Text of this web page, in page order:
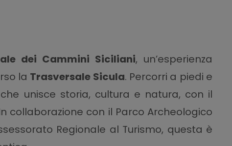
dei Cammini Siciliani, un’esperienza
la Trasversale Sicula. Percorri a piedi e
unisce storia, cultura e natura, con il
collaborazione con il Parco Archeologico
Regionale al Turismo, questa è